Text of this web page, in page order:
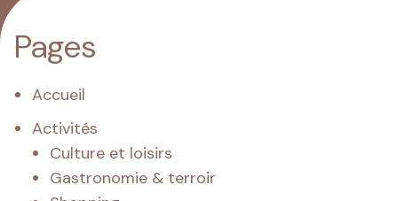
Pages
Accueil
Activités
Culture et loisirs
Gastronomie & terroir